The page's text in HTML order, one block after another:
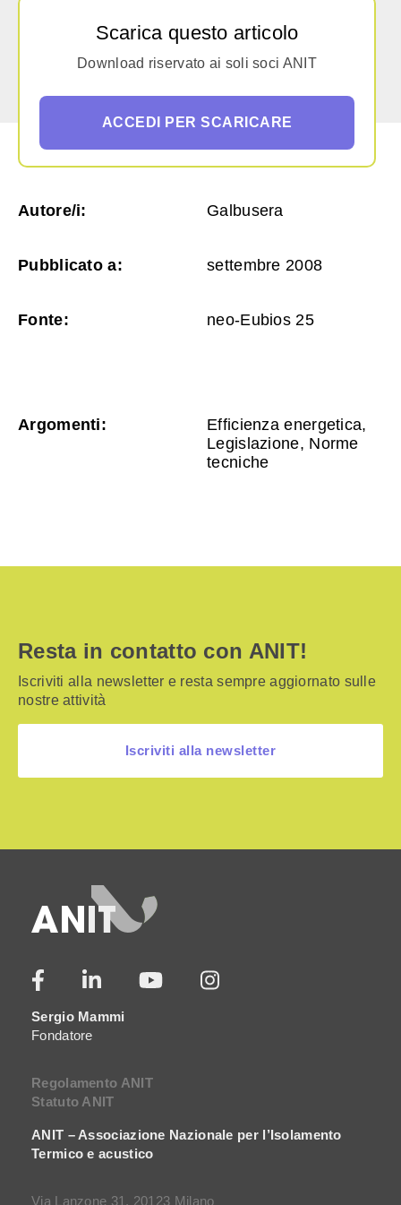
Scarica questo articolo
Download riservato ai soli soci ANIT
ACCEDI PER SCARICARE
Autore/i: Galbusera
Pubblicato a: settembre 2008
Fonte: neo-Eubios 25
Argomenti:
Efficienza energetica,
Legislazione, Norme
tecniche
Resta in contatto con ANIT!
Iscriviti alla newsletter e resta sempre aggiornato sulle
nostre attività
Iscriviti alla newsletter
Sergio Mammi
Fondatore
Regolamento ANIT
Statuto ANIT
ANIT – Associazione Nazionale per l’Isolamento
Termico e acustico
Via Lanzone 31, 20123 Milano